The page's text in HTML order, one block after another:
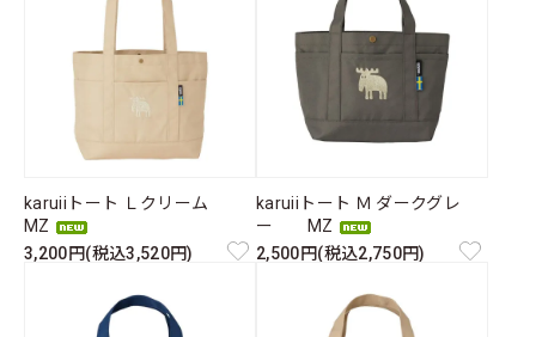
karuiiトート Ｌクリーム
MZ
3,200円(税込3,520円)
karuiiトート Ｍ ダークグレ
ー MZ
2,500円(税込2,750円)